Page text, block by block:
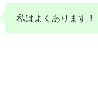
私はよくあります！